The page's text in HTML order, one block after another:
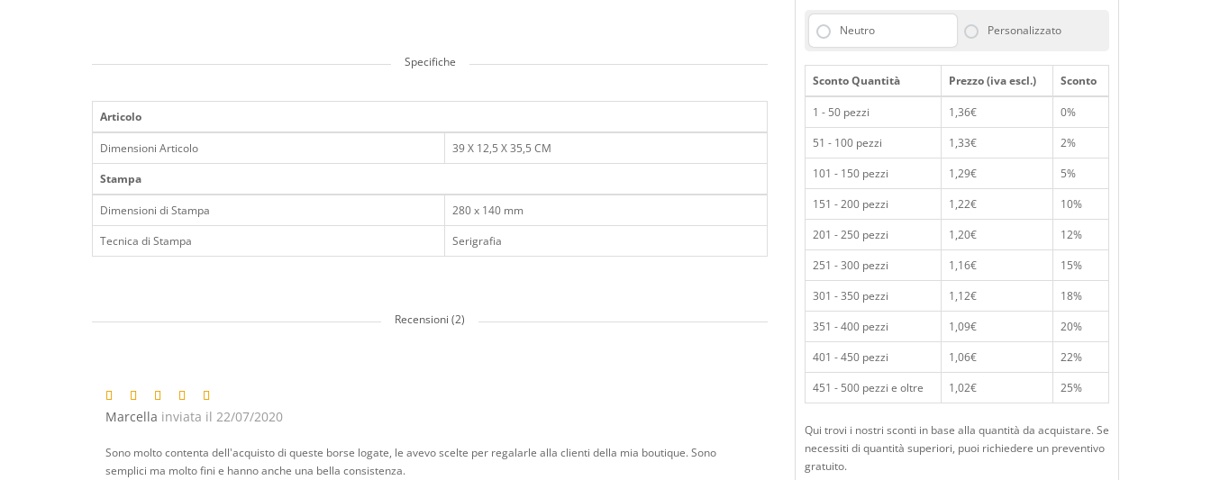
Specifiche
Articolo
Dimensioni Articolo
39 X 12,5 X 35,5 CM
Stampa
Dimensioni di Stampa
280 x 140 mm
Tecnica di Stampa
Serigrafia
Recensioni (2)
Marcella inviata il 22/07/2020
Sono molto contenta dell'acquisto di queste borse logate, le avevo scelte per regalarle alla clienti della mia boutique. Sono
semplici ma molto fini e hanno anche una bella consistenza.
Neutro Personalizzato
Sconto Quantità Prezzo (iva escl.) Sconto
1 - 50 pezzi 1,36€
0%
51 - 100 pezzi
1,33€
2%
101 - 150 pezzi
1,29€
5%
151 - 200 pezzi
1,22€
10%
201 - 250 pezzi
1,20€
12%
251 - 300 pezzi
1,16€
15%
301 - 350 pezzi
1,12€
18%
351 - 400 pezzi
1,09€
20%
401 - 450 pezzi
1,06€
22%
451 - 500 pezzi e oltre
1,02€ 25%
Qui trovi i nostri sconti in base alla quantità da acquistare. Se
necessiti di quantità superiori, puoi richiedere un preventivo
gratuito.